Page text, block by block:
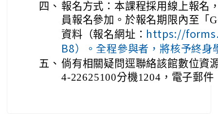
四、 報名方式：本課程採用線上報名
員報名參加。於報名期限內至「
資料（報名網址： https://
B8）。全程參與者，將核予終身
五、 倘有相關疑問逕聯絡該館數位資
4-22625100分機1204，電子郵件